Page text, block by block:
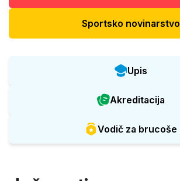
Sportsko novinarstvo
Upis
Akreditacija
Vodič za brucoše